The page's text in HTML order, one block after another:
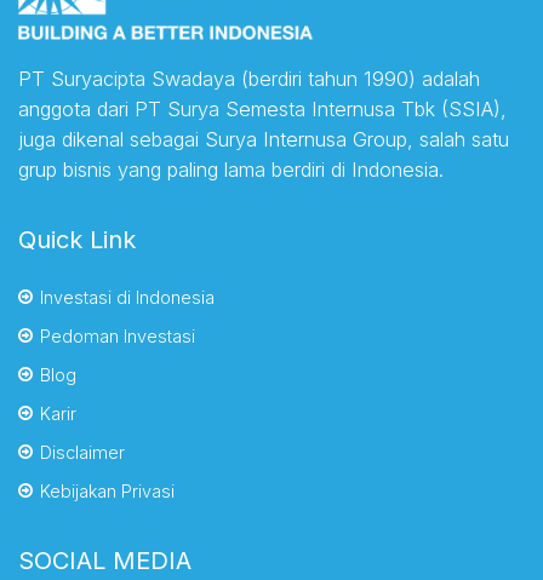
PT Suryacipta Swadaya (berdiri tahun 1990) adalah
anggota dari PT Surya Semesta Internusa Tbk (SSIA),
juga dikenal sebagai Surya Internusa Group, salah satu
grup bisnis yang paling lama berdiri di Indonesia.
Quick Link
Investasi di Indonesia
Pedoman Investasi
Blog
Karir
Disclaimer
Kebijakan Privasi
SOCIAL MEDIA